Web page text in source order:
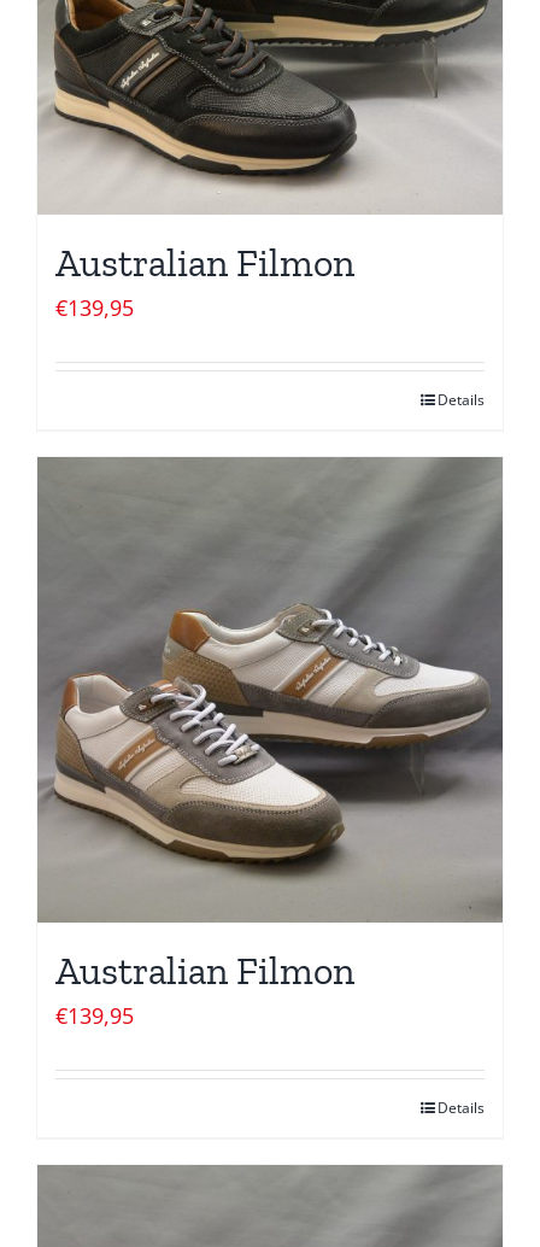
Australian Filmon
€139,95
Details
Australian Filmon
€139,95
Details